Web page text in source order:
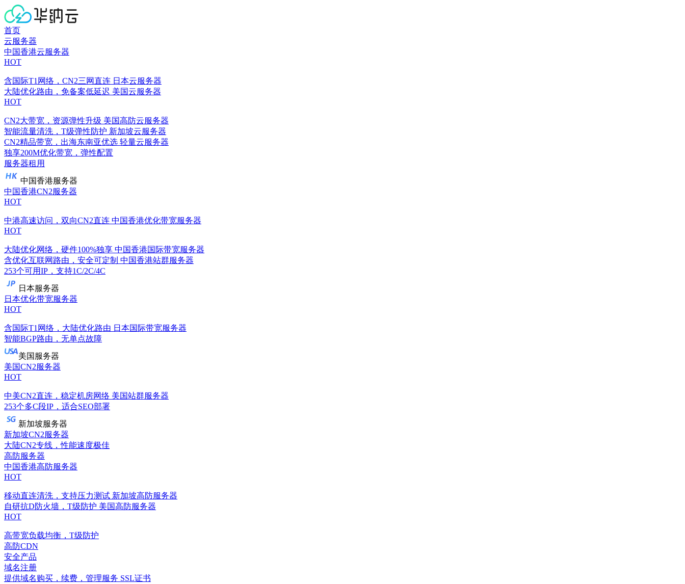
首页
云服务器
中国香港云服务器
HOT
含国际T1网络，CN2三网直连 日本云服务器
大陆优化路由，免备案低延迟 美国云服务器
HOT
CN2大带宽，资源弹性升级 美国高防云服务器
智能流量清洗，T级弹性防护 新加坡云服务器
CN2精品带宽，出海东南亚优选 轻量云服务器
独享200M优化带宽，弹性配置
服务器租用
中国香港服务器
中国香港CN2服务器
HOT
中港高速访问，双向CN2直连 中国香港优化带宽服务器
HOT
大陆优化网络，硬件100%独享 中国香港国际带宽服务器
含优化互联网路由，安全可定制 中国香港站群服务器
253个可用IP，支持1C/2C/4C
日本服务器
日本优化带宽服务器
HOT
含国际T1网络，大陆优化路由 日本国际带宽服务器
智能BGP路由，无单点故障
美国服务器
美国CN2服务器
HOT
中美CN2直连，稳定机房网络 美国站群服务器
253个多C段IP，适合SEO部署
新加坡服务器
新加坡CN2服务器
大陆CN2专线，性能速度极佳
高防服务器
中国香港高防服务器
HOT
移动直连清洗，支持压力测试 新加坡高防服务器
自研抗D防火墙，T级防护 美国高防服务器
HOT
高带宽负载均衡，T级防护
高防CDN
安全产品
域名注册
提供域名购买，续费，管理服务 SSL证书